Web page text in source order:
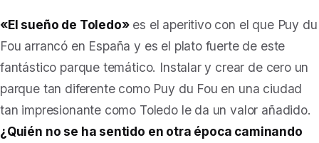
«El sueño de Toledo»es el aperitivo con el que Puy du
Fou arrancó en España y es el plato fuerte de este
fantástico parque temático. Instalar y crear de cero un
parque tan diferente como Puy du Fou en una ciudad
tan impresionante como Toledo le da un valor añadido.
¿Quién no se ha sentido en otra época caminando